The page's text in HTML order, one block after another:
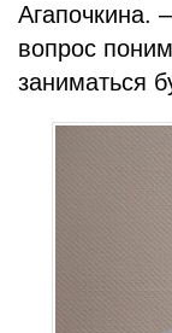
Агапочкина.
вопрос
заниматься